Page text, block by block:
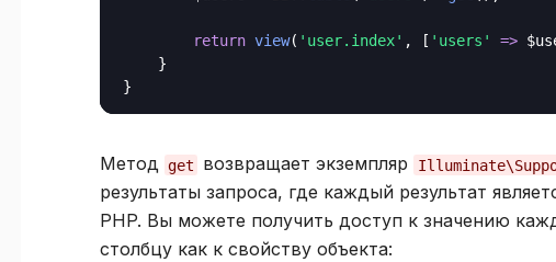
return view( 'user.index' , [ 'users' =>
    }
Метод get возвращает экземпляр
результаты запроса, где каждый результат
PHP. Вы можете получить доступ к значению
столбцу как к свойству объекта: